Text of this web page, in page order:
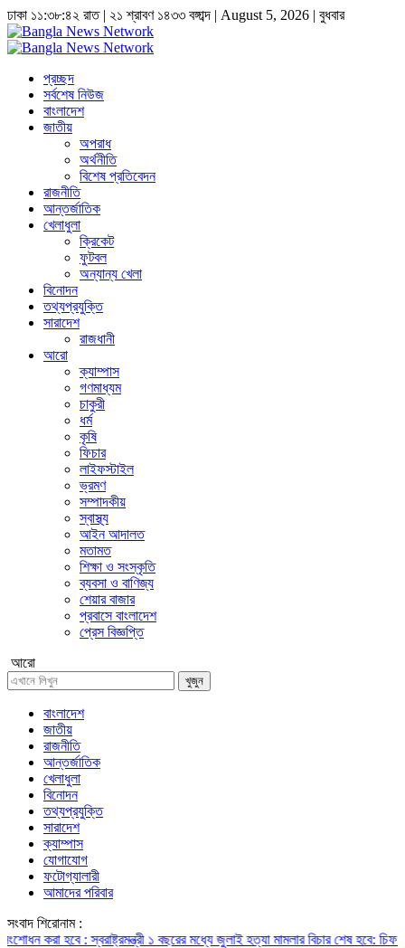
ঢাকা ১১:৩৮:৪২ রাত| ২১ শ্রাবণ ১৪৩৩ বঙ্গাব্দ | August 5, 2026 | বুধবার
প্রচ্ছদ
সর্বশেষ নিউজ
বাংলাদেশ
জাতীয়
অপরাধ
অর্থনীতি
বিশেষ প্রতিবেদন
রাজনীতি
আন্তর্জাতিক
খেলাধুলা
ক্রিকেট
ফুটবল
অন্যান্য খেলা
বিনোদন
তথ্যপ্রযুক্তি
সারাদেশ
রাজধানী
আরো
ক্যাম্পাস
গণমাধ্যম
চাকুরী
ধর্ম
কৃষি
ফিচার
লাইফস্টাইল
ভ্রমণ
সম্পাদকীয়
স্বাস্থ্য
আইন আদালত
মতামত
শিক্ষা ও সংস্কৃতি
ব্যবসা ও বাণিজ্য
শেয়ার বাজার
প্রবাসে বাংলাদেশ
প্রেস বিজ্ঞপ্তি
আরো
খুজুন
বাংলাদেশ
জাতীয়
রাজনীতি
আন্তর্জাতিক
খেলাধুলা
বিনোদন
তথ্যপ্রযুক্তি
সারাদেশ
ক্যাম্পাস
যোগাযোগ
ফটোগ্যালারী
আমাদের পরিবার
সংবাদ শিরোনাম :
হবে : স্বরাষ্ট্রমন্ত্রী১ বছরের মধ্যে জুলাই হত্যা মামলার বিচার শেষ হবে: চিফ